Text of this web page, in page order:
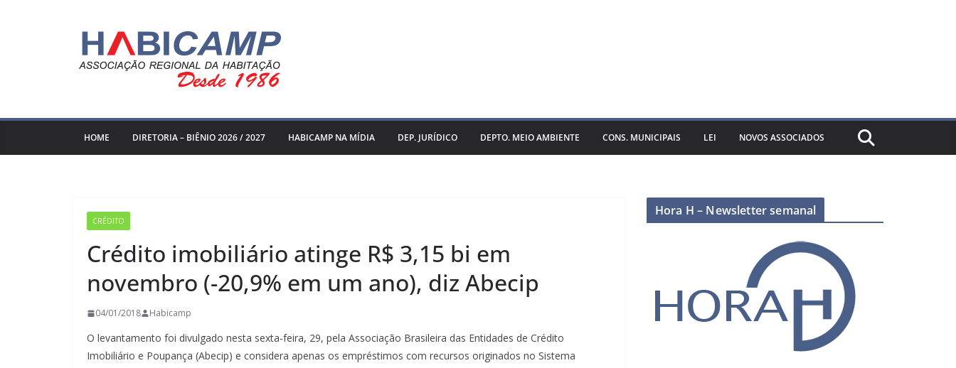
HOME DIRETORIA – BIÊNIO 2026 / 2027 HABICAMP NA MÍDIA DEP. JURÍDICO DEPTO. MEIO AMBIENTE CONS. MUNICIPAIS LEI NOVOS ASSOCIADOS
CRÉDITO
Crédito imobiliário atinge R$ 3,15 bi em
novembro (-20,9% em um ano), diz Abecip
04/01/2018 Habicamp
O levantamento foi divulgado nesta sexta-feira, 29, pela Associação Brasileira das Entidades de Crédito
Imobiliário e Poupança (Abecip) e considera apenas os empréstimos com recursos originados no Sistema
Hora H – Newsletter semanal